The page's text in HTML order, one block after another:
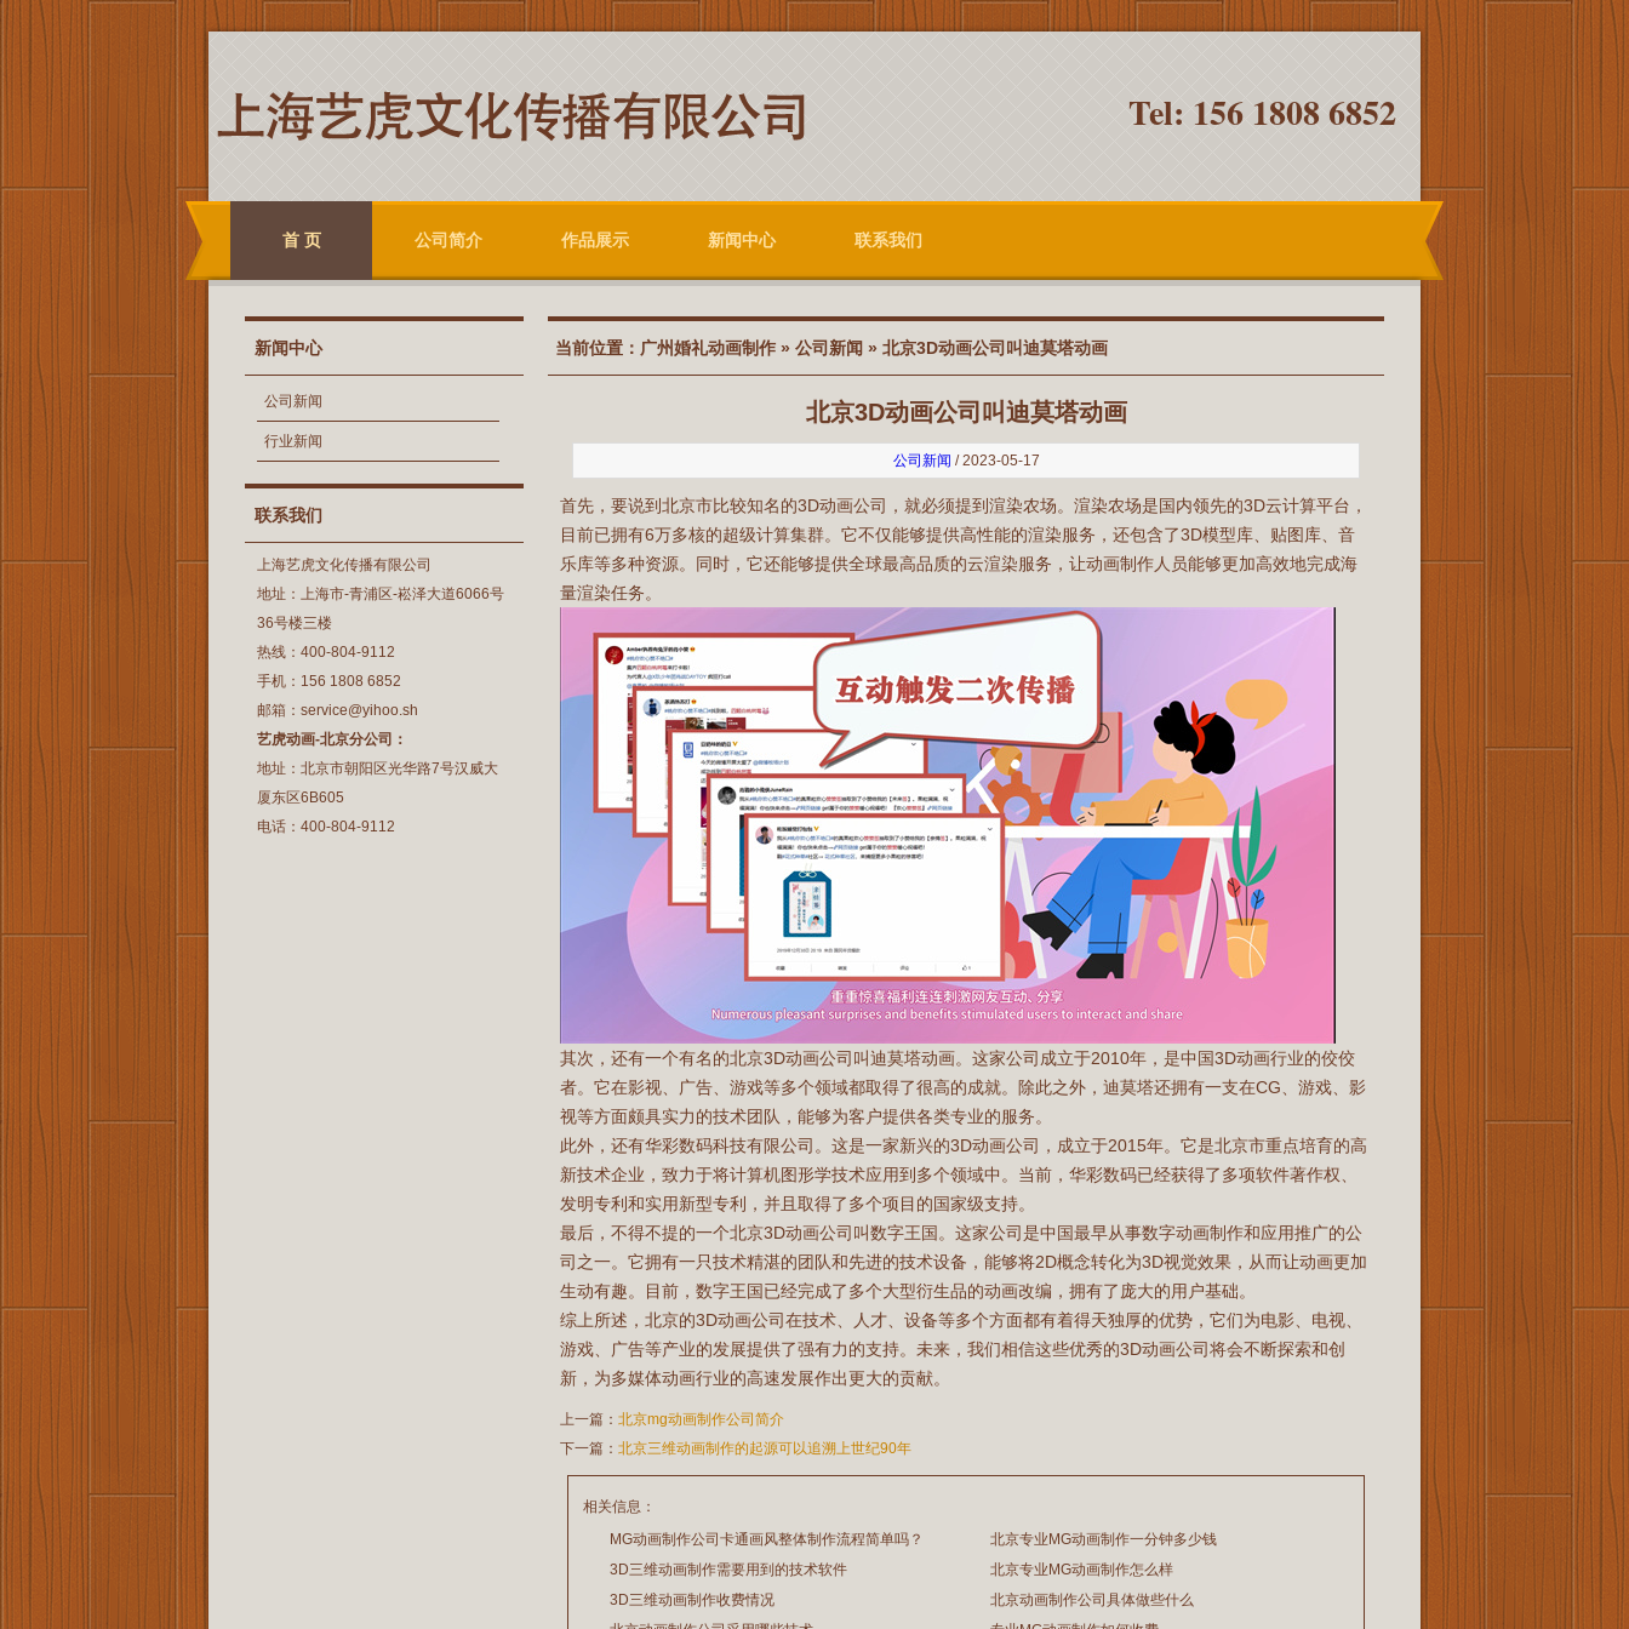
Tel: 156 1808 6852
首 页 公司简介 作品展示 新闻中心 联系我们
新闻中心
公司新闻
行业新闻
联系我们
上海艺虎文化传播有限公司
地址：上海市-青浦区-崧泽大道6066号
36号楼三楼
热线：400-804-9112
手机：156 1808 6852
邮箱：service@yihoo.sh
艺虎动画-北京分公司：
地址：北京市朝阳区光华路7号汉威大
厦东区6B605
电话：400-804-9112
当前位置： 广州婚礼动画制作 » 公司新闻 » 北京3D动画公司叫迪莫塔动画
北京3D动画公司叫迪莫塔动画
公司新闻 / 2023-05-17
首先，要说到北京市比较知名的3D动画公司，就必须提到渲染农场。渲染农场是国内领先的3D云计算平台，
目前已拥有6万多核的超级计算集群。它不仅能够提供高性能的渲染服务，还包含了3D模型库、贴图库、音
乐库等多种资源。同时，它还能够提供全球最高品质的云渲染服务，让动画制作人员能够更加高效地完成海
量渲染任务。
其次，还有一个有名的北京3D动画公司叫迪莫塔动画。这家公司成立于2010年，是中国3D动画行业的佼佼
者。它在影视、广告、游戏等多个领域都取得了很高的成就。除此之外，迪莫塔还拥有一支在CG、游戏、影
视等方面颇具实力的技术团队，能够为客户提供各类专业的服务。
此外，还有华彩数码科技有限公司。这是一家新兴的3D动画公司，成立于2015年。它是北京市重点培育的高
新技术企业，致力于将计算机图形学技术应用到多个领域中。当前，华彩数码已经获得了多项软件著作权、
发明专利和实用新型专利，并且取得了多个项目的国家级支持。
最后，不得不提的一个北京3D动画公司叫数字王国。这家公司是中国最早从事数字动画制作和应用推广的公
司之一。它拥有一只技术精湛的团队和先进的技术设备，能够将2D概念转化为3D视觉效果，从而让动画更加
生动有趣。目前，数字王国已经完成了多个大型衍生品的动画改编，拥有了庞大的用户基础。
综上所述，北京的3D动画公司在技术、人才、设备等多个方面都有着得天独厚的优势，它们为电影、电视、
游戏、广告等产业的发展提供了强有力的支持。未来，我们相信这些优秀的3D动画公司将会不断探索和创
新，为多媒体动画行业的高速发展作出更大的贡献。
上一篇： 北京mg动画制作公司简介
下一篇： 北京三维动画制作的起源可以追溯上世纪90年
相关信息：
MG动画制作公司卡通画风整体制作流程简单吗？
2026/07/21
北京专业MG动画制作一分钟多少钱
2026/03/20
3D三维动画制作需要用到的技术软件
2026/03/19
北京专业MG动画制作怎么样
2026/03/17
3D三维动画制作收费情况
北京动画制作公司具体做些什么